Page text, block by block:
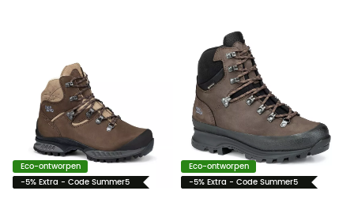
Eco-ontworpen
-5% Extra - Code Summer5
Eco-ontworpen
-5% Extra - Code Summer5